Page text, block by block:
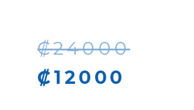
₡24000
₡12000